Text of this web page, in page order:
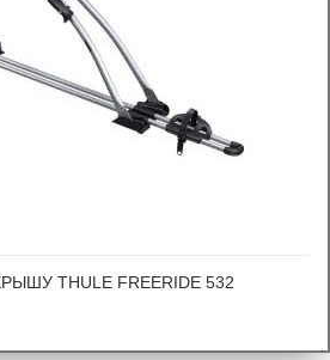
THULE FREERIDE 532